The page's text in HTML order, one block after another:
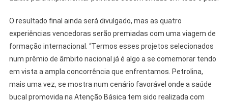
O resultado final ainda será divulgado, mas as quatro
experiências vencedoras serão premiadas com uma viagem de
formação internacional. “Termos esses projetos selecionados
num prêmio de âmbito nacional já é algo a se comemorar tendo
em vista a ampla concorrência que enfrentamos. Petrolina,
mais uma vez, se mostra num cenário favorável onde a saúde
bucal promovida na Atenção Básica tem sido realizada com